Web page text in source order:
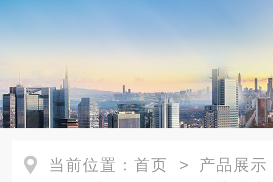
当前位置： 首页 > 产品展示